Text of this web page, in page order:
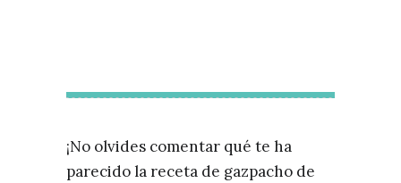
¡No olvides comentar qué te ha
parecido la receta de gazpacho de